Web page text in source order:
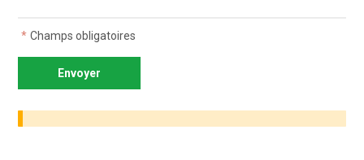
* Champs obligatoires